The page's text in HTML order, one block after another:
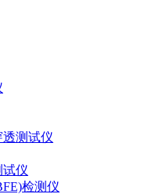
测试仪
试仪
检测仪